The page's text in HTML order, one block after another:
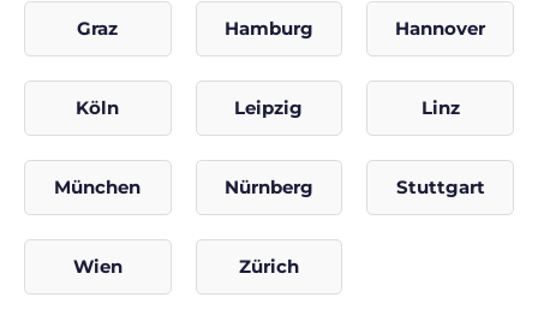
Graz Hamburg Hannover
Köln Leipzig Linz
München Nürnberg Stuttgart
Wien Zürich